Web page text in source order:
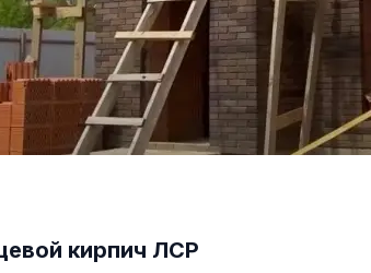
кирпич ЛСР